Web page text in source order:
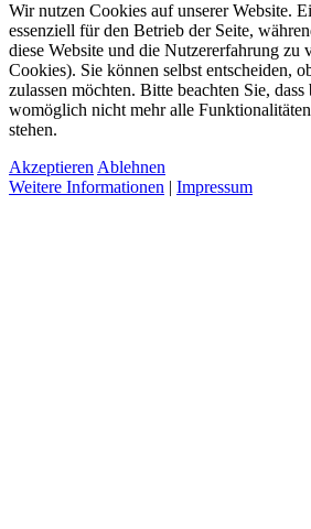
Wir nutzen Cookies auf unserer Website.
essenziell für den Betrieb der Seite,
diese Website und die Nutzererfahrung zu
Cookies). Sie können selbst entscheiden,
zulassen möchten. Bitte beachten Sie,
womöglich nicht mehr alle
stehen.
Akzeptieren Ablehnen
Weitere Informationen | Impressum